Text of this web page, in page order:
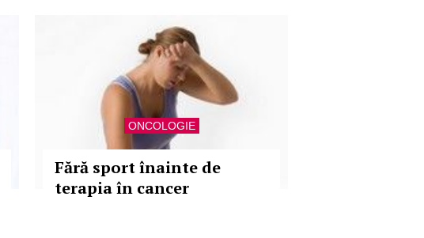
ONCOLOGIE
Fără sport înainte de
terapia în cancer